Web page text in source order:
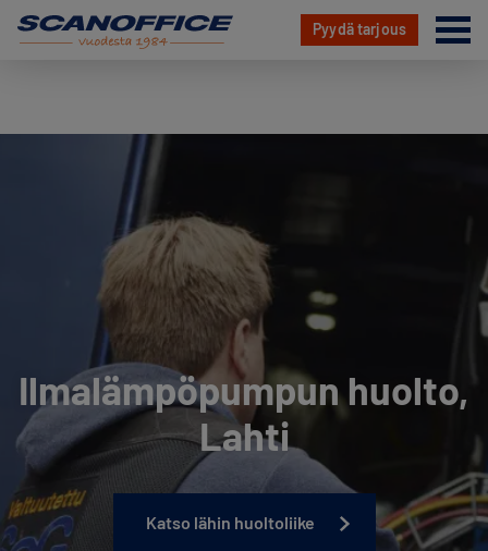
Pyydä tarjous
Ilmalämpöpumpun huolto,
Lahti
Katso lähin huoltoliike